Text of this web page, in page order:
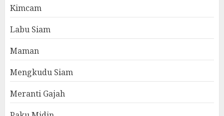
Kimcam
Labu Siam
Maman
Mengkudu Siam
Meranti Gajah